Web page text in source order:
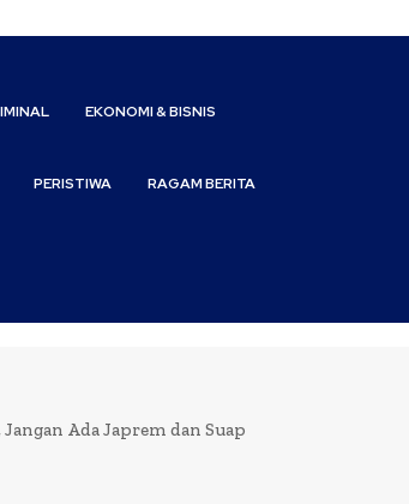
EKONOMI & BISNIS
PERISTIWA RAGAM BERITA
Ada Japrem dan Suap